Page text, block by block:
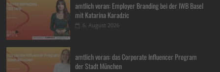
amtlich voran: Employer Branding bei der IWB Basel
mit Katarina Karadzic
6. August 2026
amtlich voran: das Corporate Influencer Program
der Stadt München